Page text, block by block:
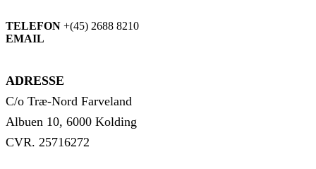
TELEFON +(45) 2688 8210
EMAIL
ADRESSE
C/o Træ-Nord Farveland
Albuen 10, 6000 Kolding
CVR. 25716272